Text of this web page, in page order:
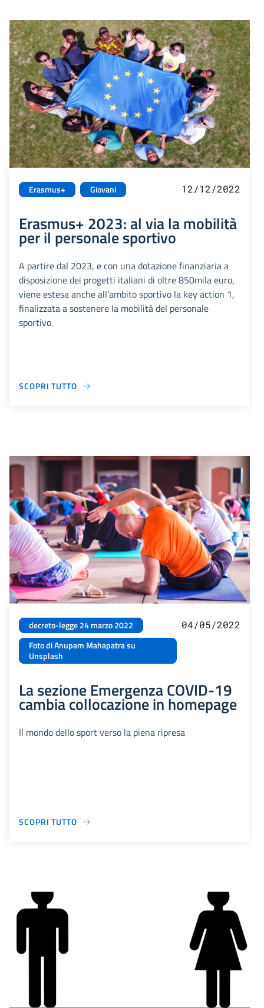
Erasmus+ Giovani 12/12/2022
Erasmus+ 2023: al via la mobilità
per il personale sportivo
A partire dal 2023, e con una dotazione finanziaria a
disposizione dei progetti italiani di oltre 850mila euro,
viene estesa anche all’ambito sportivo la key action 1,
finalizzata a sostenere la mobilità del personale
sportivo.
SCOPRI TUTTO
decreto-legge 24 marzo 2022
Foto di Anupam Mahapatra su
Unsplash
04/05/2022
La sezione Emergenza COVID-19
cambia collocazione in homepage
Il mondo dello sport verso la piena ripresa
SCOPRI TUTTO